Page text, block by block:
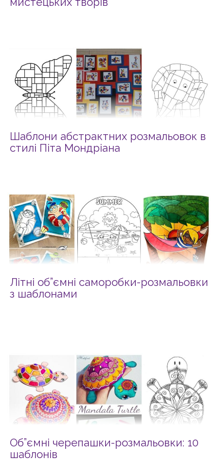
Шаблони абстрактних розмальовок в
стилі Піта Мондріана
Літні об”ємні саморобки-розмальовки
з шаблонами
Об”ємні черепашки-розмальовки: 10
шаблонів